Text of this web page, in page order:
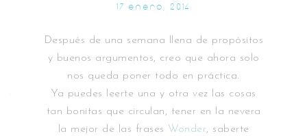
17 ENERO, 2014
Después de una semana llena de propósitos
y buenos argumentos, creo que ahora solo
nos queda poner todo en práctica.
Ya puedes leerte una y otra vez las cosas
tan bonitas que circulan, tener en la nevera
la mejor de las frases Wonder, saberte